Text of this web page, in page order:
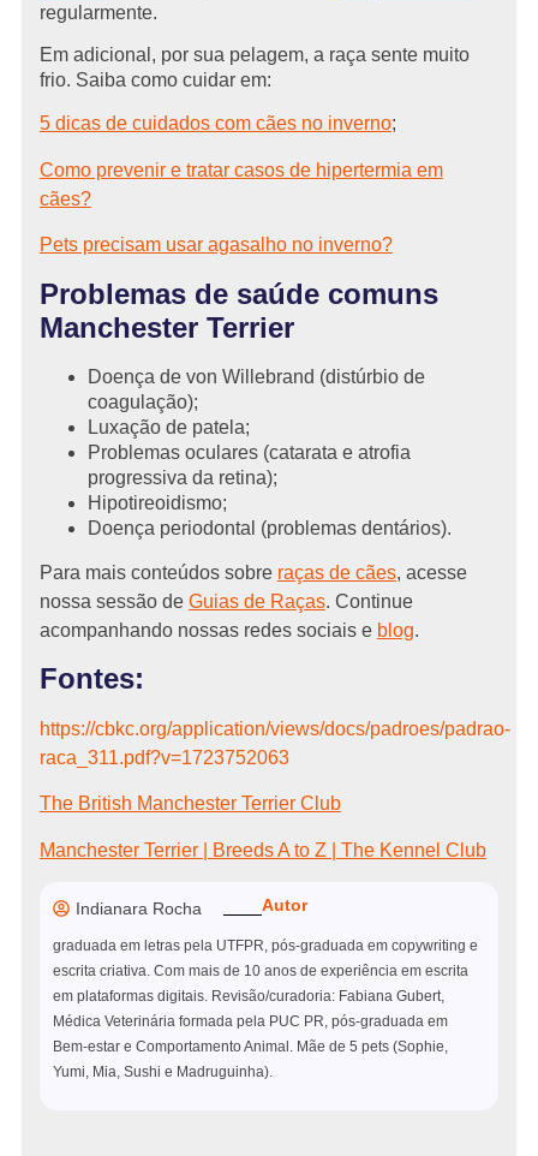
regularmente.
Em adicional, por sua pelagem, a raça sente muito
frio. Saiba como cuidar em:
5 dicas de cuidados com cães no inverno;
Como prevenir e tratar casos de hipertermia em
cães?
Pets precisam usar agasalho no inverno?
Problemas de saúde comuns
Manchester Terrier
Doença de von Willebrand (distúrbio de
coagulação);
Luxação de patela;
Problemas oculares (catarata e atrofia
progressiva da retina);
Hipotireoidismo;
Doença periodontal (problemas dentários).
Para mais conteúdos sobre raças de cães, acesse
nossa sessão de Guias de Raças. Continue
acompanhando nossas redes sociais e blog.
Fontes:
https://cbkc.org/application/views/docs/padroes/padrao-
raca_311.pdf?v=1723752063
The British Manchester Terrier Club
Manchester Terrier | Breeds A to Z | The Kennel Club
Indianara Rocha Autor
graduada em letras pela UTFPR, pós-graduada em copywriting e
escrita criativa. Com mais de 10 anos de experiência em escrita
em plataformas digitais. Revisão/curadoria: Fabiana Gubert,
Médica Veterinária formada pela PUC PR, pós-graduada em
Bem-estar e Comportamento Animal. Mãe de 5 pets (Sophie,
Yumi, Mia, Sushi e Madruguinha).